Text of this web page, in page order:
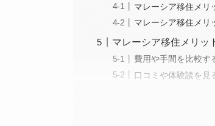
マレーシア移住メリ
マレーシア移住メリ
マレーシア移住メリッ
費用や手間を比較す
口コミや体験談を見